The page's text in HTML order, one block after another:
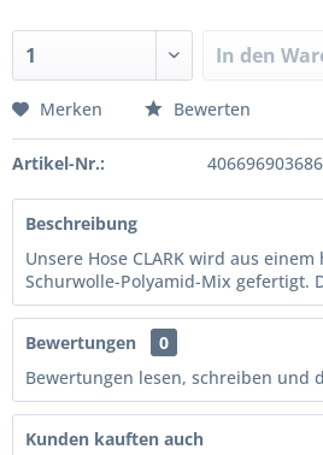
In den
Merken Bewerten
Artikel-Nr.:
Beschreibung
Unsere Hose CLARK wird aus
Schurwolle-Polyamid-Mix gefertigt.
Bewertungen
0
Bewertungen lesen, schreiben und
Kunden kauften auch